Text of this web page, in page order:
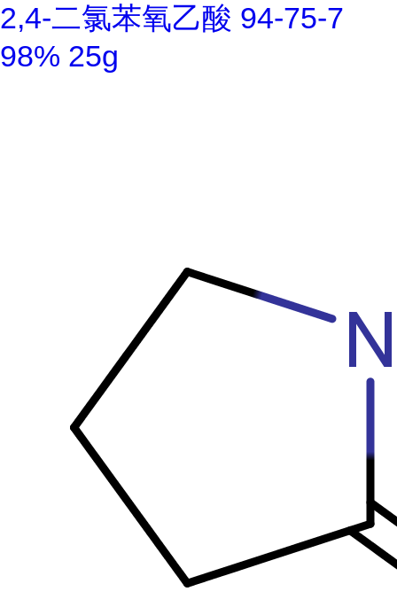
2,4-二氯苯氧乙酸 94-75-7
98% 25g